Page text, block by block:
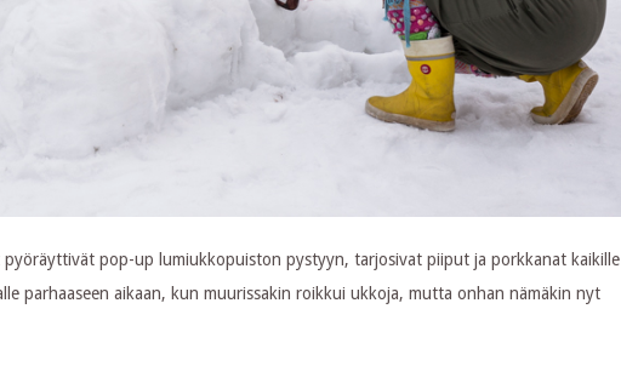
pyöräyttivät pop-up lumiukkopuiston pystyyn, tarjosivat piiput ja porkkanat kaikille
parhaaseen aikaan, kun muurissakin roikkui ukkoja, mutta onhan nämäkin nyt